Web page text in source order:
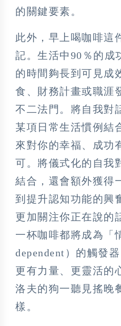
的關鍵要素。
此外，早上喝咖啡這
記。生活中90％的成
的時間夠長到可見成
食、財務計畫或職涯
不二法門。將自我對
某項日常生活慣例結
來對你的幸福、成功
可。將儀式化的自我
結合，還會額外獲得
到提升認知功能的興
更加關注你正在說的
一杯咖啡都將成為「
dependent）的觸發
更有力量、更靈活的
洛夫的狗一聽見搖晚
樣。